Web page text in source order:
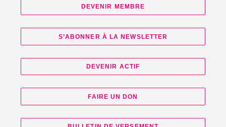
DEVENIR MEMBRE
S’ABONNER À LA NEWSLETTER
DEVENIR ACTIF
FAIRE UN DON